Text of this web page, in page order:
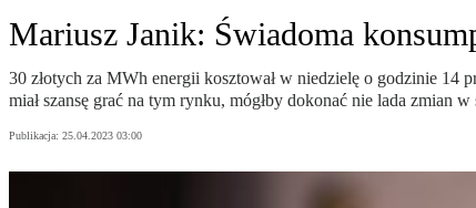
Mariusz Janik: Świadoma
30 złotych za MWh energii kosztował w niedzielę o godzinie 14
miał szansę grać na tym rynku, mógłby dokonać nie lada zmian
Publikacja: 25.04.2023 03:00